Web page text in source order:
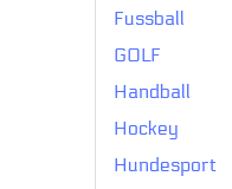
Fussball
GOLF
Handball
Hockey
Hundesport